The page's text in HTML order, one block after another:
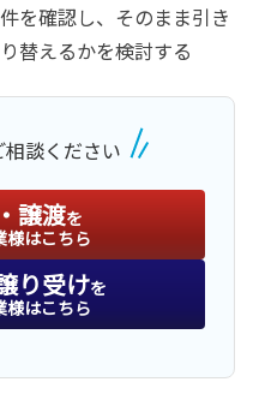
を確認し、そのまま引き
替えるかを検討する
相談ください
譲渡を
様はこちら
り受けを
様はこちら